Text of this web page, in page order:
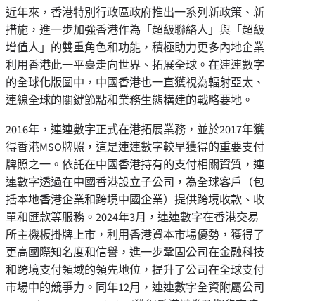
近年來，香港特別行政區政府推出一系列新政策、新
措施，進一步加強香港作為「超級聯絡人」與「超級
增值人」的雙重角色和功能，積極助力更多內地企業
利用香港此一平臺走向世界、拓展全球。在連連數字
的全球化版圖中，中國香港也一直獲視為輻射亞太、
連線全球的關鍵節點和業務生態構建的戰略要地。
2016年，連連數字正式在港拓展業務，並於2017年獲
得香港MSO牌照，這是連連數字較早獲得的重要支付
牌照之一。依託在中國香港持有的支付相關資質，連
連數字透過在中國香港設立子公司，為全球客戶（包
括本地香港企業和跨境中國企業）提供跨境收款、收
單和匯款等服務。2024年3月，連連數字在香港交易
所主機板掛牌上市，利用香港資本市場優勢，獲得了
更高國際知名度和信譽，進一步鞏固公司在金融科技
和跨境支付領域的領先地位，提升了公司在全球支付
市場中的競爭力。同年12月，連連數字全資附屬公司